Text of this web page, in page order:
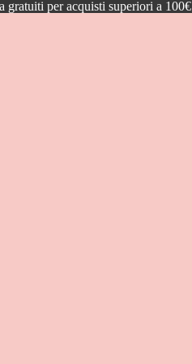
gratuiti per acquisti superiori a 100€